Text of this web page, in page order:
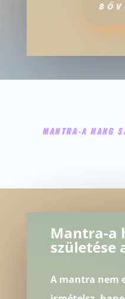
MANTRA-A HANG
Mantra-a
születése
A mantra nem